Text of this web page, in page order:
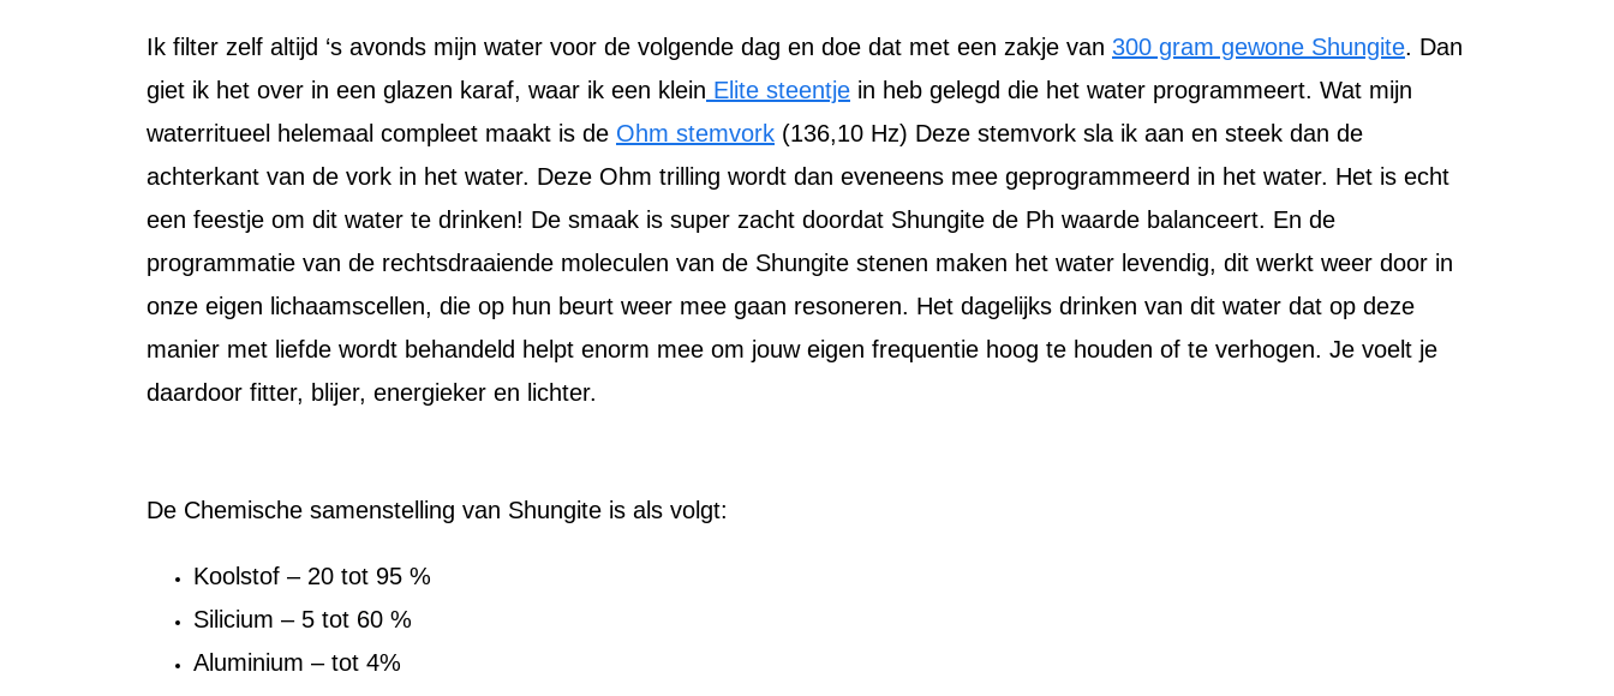
Ik filter zelf altijd ‘s avonds mijn water voor de volgende dag en doe dat met een zakje van 300 gram gewone Shungite. Dan
giet ik het over in een glazen karaf, waar ik een klein Elite steentje in heb gelegd die het water programmeert. Wat mijn
waterritueel helemaal compleet maakt is de Ohm stemvork (136,10 Hz) Deze stemvork sla ik aan en steek dan de
achterkant van de vork in het water. Deze Ohm trilling wordt dan eveneens mee geprogrammeerd in het water. Het is echt
een feestje om dit water te drinken! De smaak is super zacht doordat Shungite de Ph waarde balanceert. En de
programmatie van de rechtsdraaiende moleculen van de Shungite stenen maken het water levendig, dit werkt weer door in
onze eigen lichaamscellen, die op hun beurt weer mee gaan resoneren. Het dagelijks drinken van dit water dat op deze
manier met liefde wordt behandeld helpt enorm mee om jouw eigen frequentie hoog te houden of te verhogen. Je voelt je
daardoor fitter, blijer, energieker en lichter.
De Chemische samenstelling van Shungite is als volgt:
Koolstof – 20 tot 95 %
Silicium – 5 tot 60 %
Aluminium – tot 4%